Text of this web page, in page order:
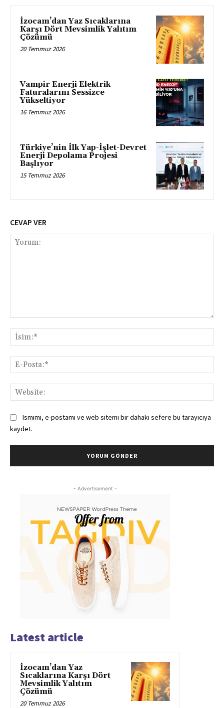
İzocam’dan Yaz Sıcaklarına
Karşı Dört Mevsimlik Yalıtım
Çözümü
20 Temmuz 2026
Vampir Enerji Elektrik
Faturalarını Sessizce
Yükseltiyor
16 Temmuz 2026
Türkiye’nin İlk Yap-İşlet-Devret
Enerji Depolama Projesi
Başlıyor
15 Temmuz 2026
CEVAP VER
Ismimi, e-postamı ve web sitemi bir dahaki sefere bu tarayıcıya
kaydet.
- Advertisement -
Latest article
İzocam’dan Yaz
Sıcaklarına Karşı Dört
Mevsimlik Yalıtım
Çözümü
20 Temmuz 2026